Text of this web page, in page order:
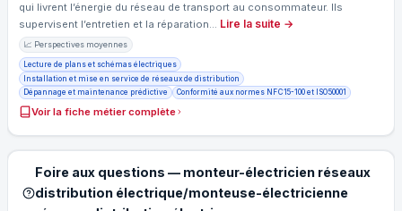
qui livrent l’énergie du réseau de transport au consommateur. Ils
supervisent l’entretien et la réparation… Lire la suite →
📈 Perspectives moyennes
Lecture de plans et schémas électriques
Installation et mise en service de réseaux de distribution
Dépannage et maintenance prédictive
Conformité aux normes NF C 15-100 et ISO 50001
Voir la fiche métier complète
Foire aux questions — monteur-électricien réseaux
distribution électrique/monteuse-électricienne